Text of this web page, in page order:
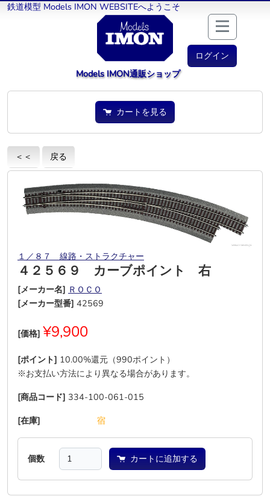
鉄道模型 Models IMON WEBSITEへようこそ
ログイン
Models IMON通販ショップ
カートを見る
＜＜ 戻る
１／８７ 線路・ストラクチャー
４２５６９ カーブポイント 右
[メーカー名] ＲＯＣＯ
[メーカー型番] 42569
[価格] ¥9,900
[ポイント] 10.00%還元（990ポイント）
※お支払い方法により異なる場合があります。
[商品コード] 334-100-061-015
[在庫]
宿
個数 カートに追加する